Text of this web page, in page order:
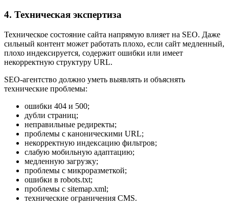
4. Техническая экспертиза
Техническое состояние сайта напрямую влияет на SEO. Даже
сильный контент может работать плохо, если сайт медленный,
плохо индексируется, содержит ошибки или имеет
некорректную структуру URL.
SEO-агентство должно уметь выявлять и объяснять
технические проблемы:
ошибки 404 и 500;
дубли страниц;
неправильные редиректы;
проблемы с каноническими URL;
некорректную индексацию фильтров;
слабую мобильную адаптацию;
медленную загрузку;
проблемы с микроразметкой;
ошибки в robots.txt;
проблемы с sitemap.xml;
технические ограничения CMS.